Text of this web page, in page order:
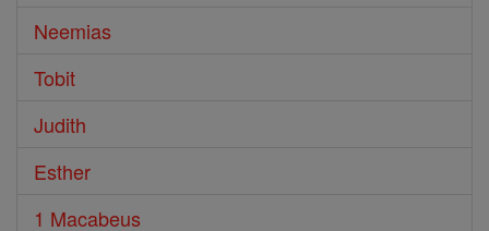
Neemias
Tobit
Judith
Esther
1 Macabeus